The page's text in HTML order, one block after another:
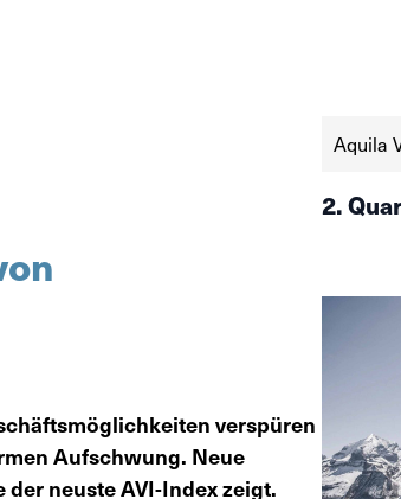
verspüren
Aufschwung. Neue
neuste AVI-Index zeigt.
Aquila
2.